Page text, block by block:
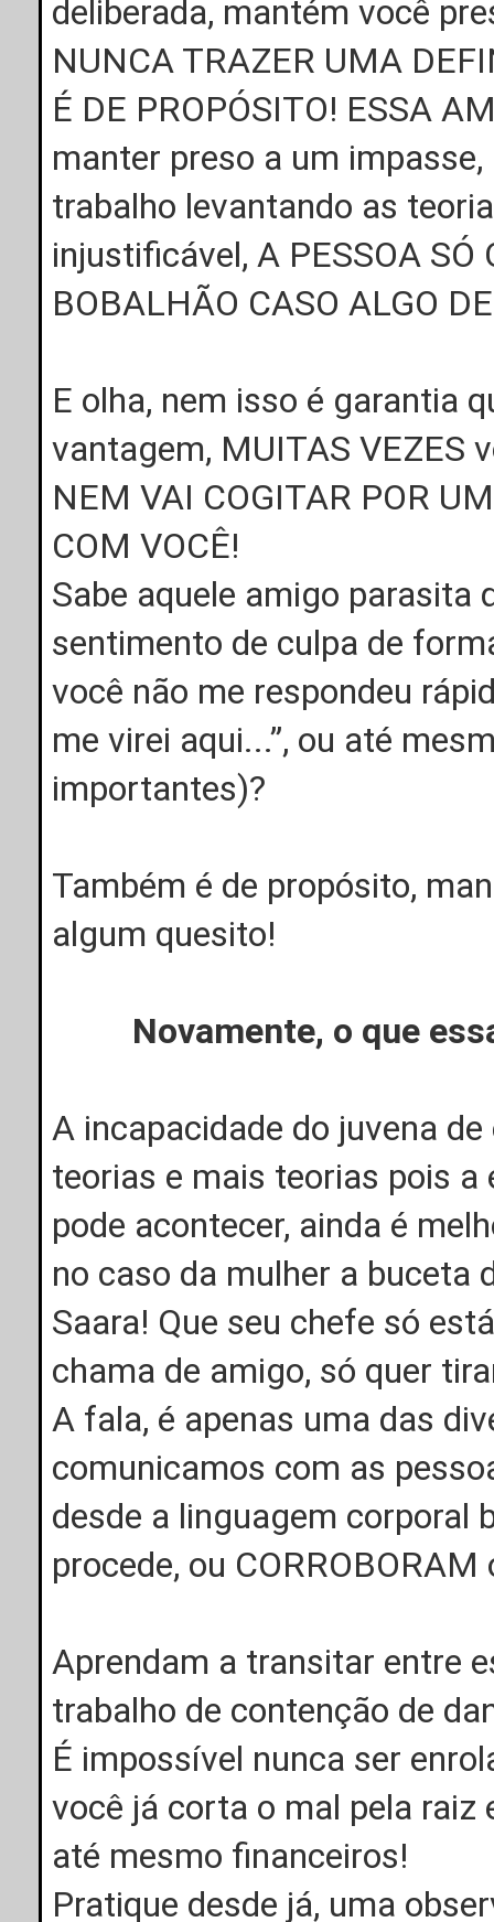
deliberada, mantém você
NUNCA TRAZER UMA
É DE PROPÓSITO! ESSA
manter preso a um
trabalho levantando as
injustificável, A PESSOA SÓ
BOBALHÃO CASO ALGO
E olha, nem isso é garantia
vantagem, MUITAS VEZES
NEM VAI COGITAR POR
COM VOCÊ!
Sabe aquele amigo
sentimento de culpa de
você não me respondeu
me virei aqui...”, ou até
importantes)?
Também é de propósito,
algum quesito!
Novamente, o que
A incapacidade do juvena
teorias e mais teorias pois a
pode acontecer, ainda é
no caso da mulher a buceta
Saara! Que seu chefe só
chama de amigo, só quer
A fala, é apenas uma das
comunicamos com as
desde a linguagem corporal
procede, ou
Aprendam a transitar entre
trabalho de contenção de
É impossível nunca ser
você já corta o mal pela raiz
até mesmo financeiros!
Pratique desde já, uma